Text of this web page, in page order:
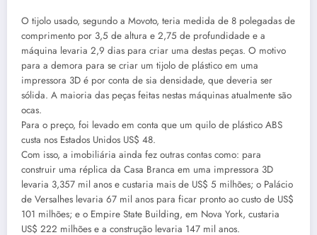
O tijolo usado, segundo a Movoto, teria medida de 8 polegadas de
comprimento por 3,5 de altura e 2,75 de profundidade e a
máquina levaria 2,9 dias para criar uma destas peças. O motivo
para a demora para se criar um tijolo de plástico em uma
impressora 3D é por conta de sia densidade, que deveria ser
sólida. A maioria das peças feitas nestas máquinas atualmente são
ocas.
Para o preço, foi levado em conta que um quilo de plástico ABS
custa nos Estados Unidos US$ 48.
Com isso, a imobiliária ainda fez outras contas como: para
construir uma réplica da Casa Branca em uma impressora 3D
levaria 3,357 mil anos e custaria mais de US$ 5 milhões; o Palácio
de Versalhes levaria 67 mil anos para ficar pronto ao custo de US$
101 milhões; e o Empire State Building, em Nova York, custaria
US$ 222 milhões e a construção levaria 147 mil anos.